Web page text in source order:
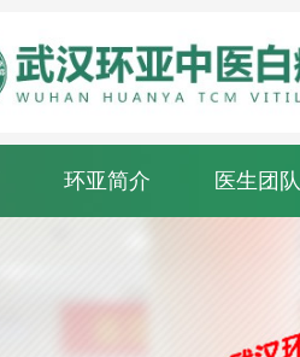
环亚简介 医生团队